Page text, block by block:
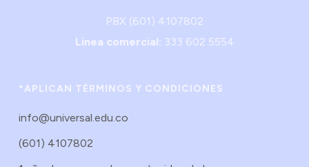
PBX (601) 4107802
Linea comercial: 333 602 5554
*APLICAN TÉRMINOS Y CONDICIONES
info@universal.edu.co
(601) 4107802